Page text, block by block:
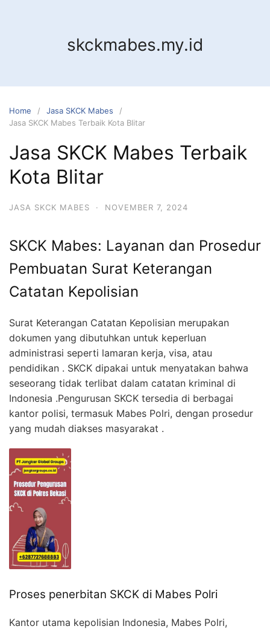
skckmabes.my.id
Home
Jasa SKCK Mabes
Jasa SKCK Mabes Terbaik Kota Blitar
Jasa SKCK Mabes Terbaik
Kota Blitar
JASA SKCK MABES · NOVEMBER 7, 2024
SKCK Mabes: Layanan dan Prosedur
Pembuatan Surat Keterangan
Catatan Kepolisian
Surat Keterangan Catatan Kepolisian merupakan
dokumen yang dibutuhkan untuk keperluan
administrasi seperti lamaran kerja, visa, atau
pendidikan . SKCK dipakai untuk menyatakan bahwa
seseorang tidak terlibat dalam catatan kriminal di
Indonesia .Pengurusan SKCK tersedia di berbagai
kantor polisi, termasuk Mabes Polri, dengan prosedur
yang mudah diakses masyarakat .
Proses penerbitan SKCK di Mabes Polri
Kantor utama kepolisian Indonesia, Mabes Polri,